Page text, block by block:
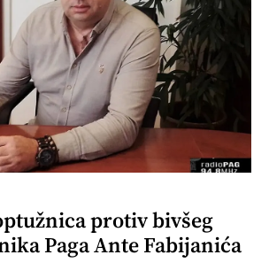
protiv bivšeg
Paga Ante Fabijanića